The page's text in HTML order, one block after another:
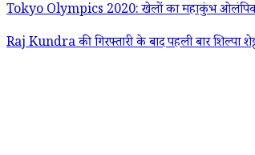
Tokyo Olympics 2020: खेलों का महाकुंभ ओलंपिक
Raj Kundra की गिरफ्तारी के बाद पहली बार शिल्पा